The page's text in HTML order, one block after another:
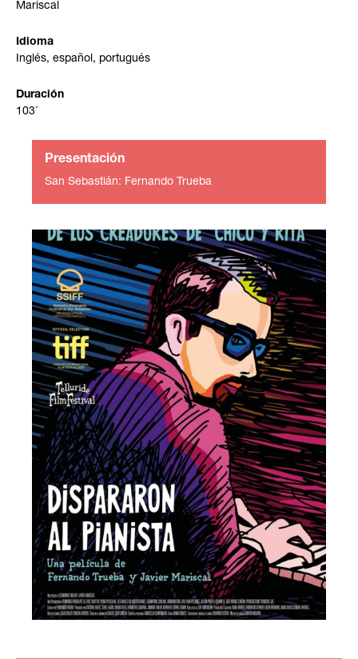
Mariscal
Idioma
Inglés, español, portugués
Duración
103´
Presentación
San Sebastián: Fernando Trueba